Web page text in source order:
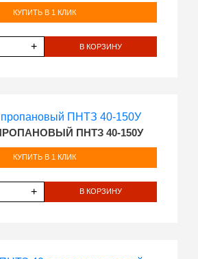
КУПИТЬ В 1 КЛИК
+ В КОРЗИНУ
ПНТЗ 40-150У
КУПИТЬ В 1 КЛИК
+ В КОРЗИНУ